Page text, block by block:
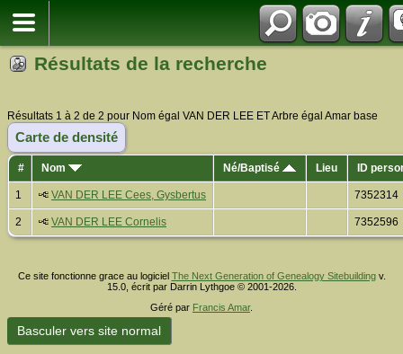
Résultats de la recherche
Résultats 1 à 2 de 2 pour Nom égal VAN DER LEE ET Arbre égal Amar base
Carte de densité
# Nom Né/Baptisé Lieu ID
1 VAN DER LEE Cees, Gysbertus 7352314
2 VAN DER LEE Cornelis 7352596
Ce site fonctionne grace au logiciel The Next Generation of Genealogy Sitebuildingv.
15.0, écrit par Darrin Lythgoe © 2001-2026.
Géré par Francis Amar.
Basculer vers site normal